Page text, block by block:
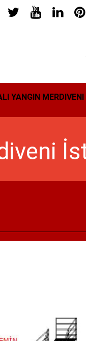
YANGIN MERDIVENI